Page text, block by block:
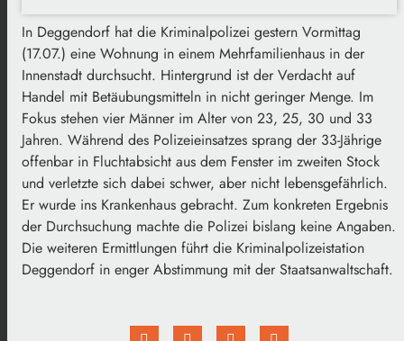
In Deggendorf hat die Kriminalpolizei gestern Vormittag
(17.07.) eine Wohnung in einem Mehrfamilienhaus in der
Innenstadt durchsucht. Hintergrund ist der Verdacht auf
Handel mit Betäubungsmitteln in nicht geringer Menge. Im
Fokus stehen vier Männer im Alter von 23, 25, 30 und 33
Jahren. Während des Polizeieinsatzes sprang der 33-Jährige
offenbar in Fluchtabsicht aus dem Fenster im zweiten Stock
und verletzte sich dabei schwer, aber nicht lebensgefährlich.
Er wurde ins Krankenhaus gebracht. Zum konkreten Ergebnis
der Durchsuchung machte die Polizei bislang keine Angaben.
Die weiteren Ermittlungen führt die Kriminalpolizeistation
Deggendorf in enger Abstimmung mit der Staatsanwaltschaft.